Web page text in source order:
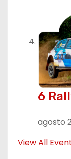
6
agosto
View All